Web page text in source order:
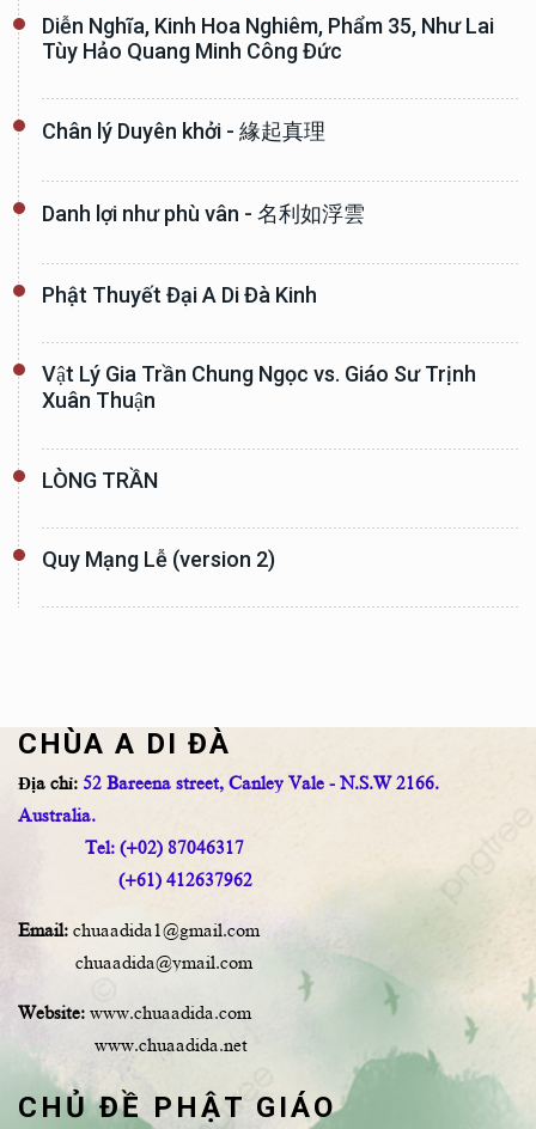
Diễn Nghĩa, Kinh Hoa Nghiêm, Phẩm 35, Như Lai
Tùy Hảo Quang Minh Công Đức
Chân lý Duyên khởi - 緣起真理
Danh lợi như phù vân - 名利如浮雲
Phật Thuyết Đại A Di Đà Kinh
Vật Lý Gia Trần Chung Ngọc vs. Giáo Sư Trịnh
Xuân Thuận
LÒNG TRẦN
Quy Mạng Lễ (version 2)
CHÙA A DI ĐÀ
Địa chỉ: 52 Bareena street, Canley Vale - N.S.W 2166.
Australia.
Tel: (+02) 87046317
(+61) 412637962
Email: chuaadida1@gmail.com
chuaadida@ymail.com
Website: www.chuaadida.com
www.chuaadida.net
CHỦ ĐỀ PHẬT GIÁO